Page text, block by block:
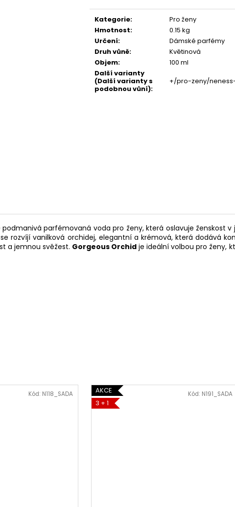
cena:
Kategorie:
Pro ženy
Hmotnost:
0.15 kg
Určení:
Dámské parfémy
Druh vůně:
Květinová
Objem:
100 ml
Další varianty
(Další varianty s
podobnou vůní):
+/pro-zeny/
parfémovaná voda pro ženy, která oslavuje ženskost
rozvíjí vanilková orchidej, elegantní a krémová, která dodává
a jemnou svěžest. Gorgeous Orchid je ideální volbou pro ženy,
Kód: N118_SADA
AKCE
3 + 1
Kód: N191_SADA